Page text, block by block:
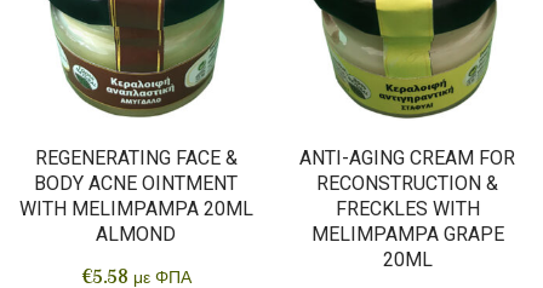
REGENERATING FACE &
BODY ACNE OINTMENT
WITH MELIMPAMPA 20ML
ALMOND
€5.58 με ΦΠΑ
ANTI-AGING CREAM FOR
RECONSTRUCTION &
FRECKLES WITH
MELIMPAMPA GRAPE
20ML